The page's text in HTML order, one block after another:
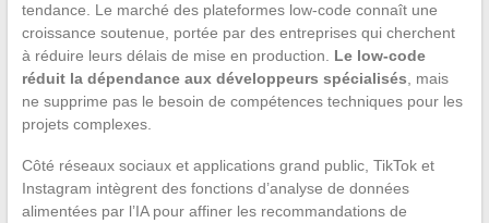
tendance. Le marché des plateformes low-code connaît une
croissance soutenue, portée par des entreprises qui cherchent
à réduire leurs délais de mise en production. Le low-code
réduit la dépendance aux développeurs spécialisés , mais
ne supprime pas le besoin de compétences techniques pour les
projets complexes.
Côté réseaux sociaux et applications grand public, TikTok et
Instagram intègrent des fonctions d’analyse de données
alimentées par l’IA pour affiner les recommandations de